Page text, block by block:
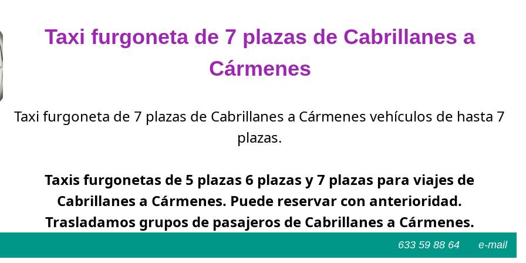
Taxi furgoneta de 7 plazas de Cabrillanes a
Cármenes
Taxi furgoneta de 7 plazas de Cabrillanes a Cármenes vehículos de hasta 7
plazas.
Taxis furgonetas de 5 plazas 6 plazas y 7 plazas para viajes de
Cabrillanes a Cármenes. Puede reservar con anterioridad.
Trasladamos grupos de pasajeros de Cabrillanes a Cármenes.
e-mail
633 59 88 64